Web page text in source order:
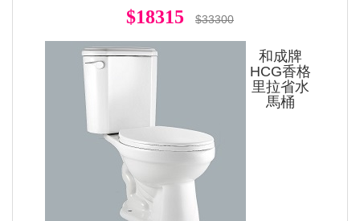
$18315 $33300
和成牌
HCG香格
里拉省水
馬桶